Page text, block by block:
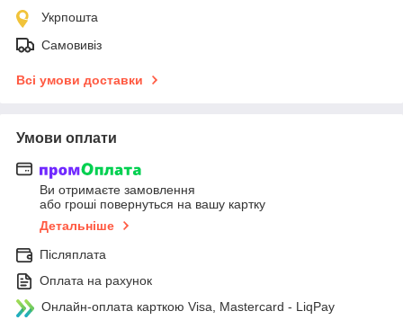
Укрпошта
Самовивіз
Всі умови доставки
Умови оплати
Ви отримаєте замовлення
або гроші повернуться на вашу картку
Детальніше
Післяплата
Оплата на рахунок
Онлайн-оплата карткою Visa, Mastercard - LiqPay